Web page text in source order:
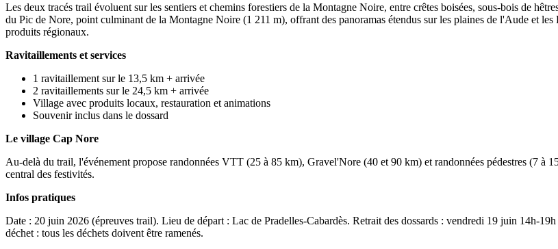
Les deux tracés trail évoluent sur les sentiers et chemins forestiers de la Montagne Noire, entre crêtes boisées, sous-bois de
du Pic de Nore, point culminant de la Montagne Noire (1 211 m), offrant des panoramas étendus sur les plaines de l'Aude et
produits régionaux.
Ravitaillements et services
1 ravitaillement sur le 13,5 km + arrivée
2 ravitaillements sur le 24,5 km + arrivée
Village avec produits locaux, restauration et animations
Souvenir inclus dans le dossard
Le village Cap Nore
Au-delà du trail, l'événement propose randonnées VTT (25 à 85 km), Gravel'Nore (40 et 90 km) et randonnées pédestres (7
central des festivités.
Infos pratiques
Date : 20 juin 2026 (épreuves trail). Lieu de départ : Lac de Pradelles-Cabardès. Retrait des dossards : vendredi 19 juin 14h-
déchet : tous les déchets doivent être ramenés.